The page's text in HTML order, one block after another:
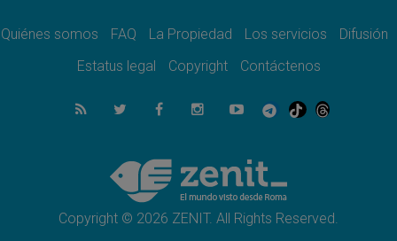
quienes bendicen la guerra
Ucrania: Ataque masivo en Kyiv durante la
05.08.2026
Colombo: "La visita del Papa a Argentina
05.08.2026
Iglesia en Uruguay: la visita del Papa
fortalecerá la fe y la esperanza
Quiénes somos FAQ La Propiedad Los servicios
Difusión
Estatus legal
Copyright Contáctenos
Copyright © 2026 ZENIT. All Rights Reserved.